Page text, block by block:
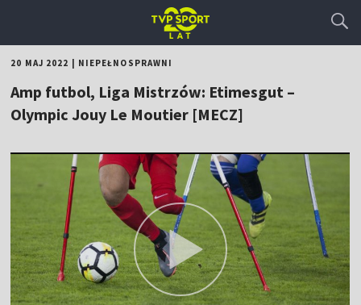
20 MAJ 2022 NIEPEŁNOSPRAWNI
Amp futbol, Liga Mistrzów: Etimesgut –
Olympic Jouy Le Moutier [MECZ]